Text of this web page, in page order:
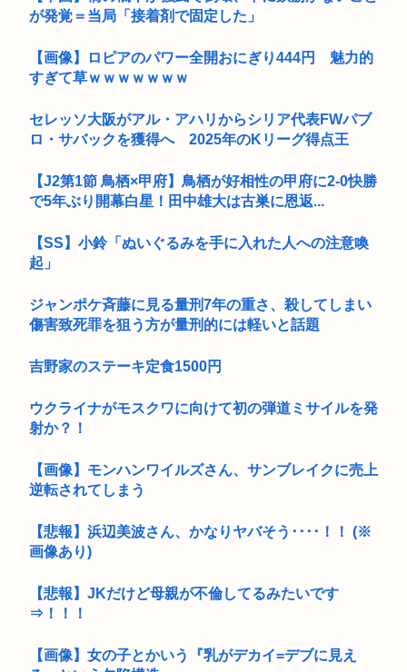
が発覚＝当局「接着剤で固定した」
【画像】ロピアのパワー全開おにぎり444円 魅力的
すぎて草ｗｗｗｗｗｗｗ
セレッソ大阪がアル・アハリからシリア代表FWパブ
ロ・サバックを獲得へ 2025年のKリーグ得点王
【J2第1節 鳥栖×甲府】鳥栖が好相性の甲府に2-0快勝
で5年ぶり開幕白星！田中雄大は古巣に恩返...
【SS】小鈴「ぬいぐるみを手に入れた人への注意喚
起」
ジャンポケ斉藤に見る量刑7年の重さ、殺してしまい
傷害致死罪を狙う方が量刑的には軽いと話題
吉野家のステーキ定食1500円
ウクライナがモスクワに向けて初の弾道ミサイルを発
射か？！
【画像】モンハンワイルズさん、サンブレイクに売上
逆転されてしまう
【悲報】浜辺美波さん、かなりヤバそう････！！ (※
画像あり)
【悲報】JKだけど母親が不倫してるみたいです
⇒！！！
【画像】女の子とかいう『乳がデカイ=デブに見え